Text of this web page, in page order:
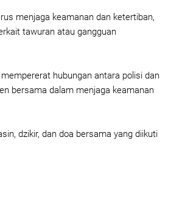
menjaga keamanan dan ketertiban,
tawuran atau gangguan
hubungan antara polisi dan
bersama dalam menjaga keamanan
dzikir, dan doa bersama yang diikuti